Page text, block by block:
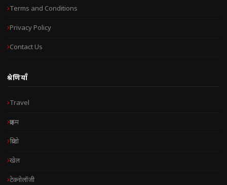
Terms and Conditions
Privacy Policy
Contact Us
श्रेणियाँ
Travel
क्राइम
क्रिप्टो
खेल
टेक्नोलॉजी